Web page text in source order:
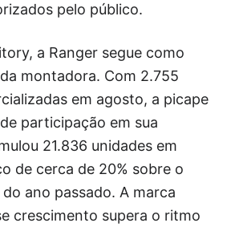
pelo público.
a Ranger segue como
montadora. Com 2.755
em agosto, a picape
participação em sua
21.836 unidades em
de cerca de 20% sobre o
ano passado. A marca
crescimento supera o ritmo